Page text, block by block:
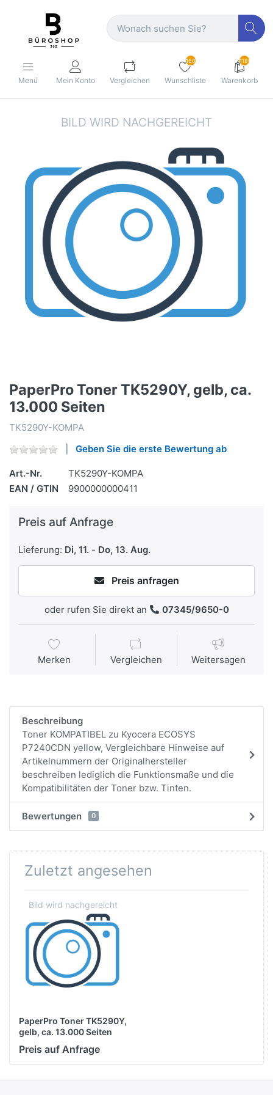
Menü Mein Konto Vergleichen
160
Wunschliste
1189
Warenkorb
PaperPro Toner TK5290Y, gelb, ca.
13.000 Seiten
TK5290Y-KOMPA
Geben Sie die erste Bewertung ab
Art.-Nr.
TK5290Y-KOMPA
EAN / GTIN
9900000000411
Preis auf Anfrage
Lieferung: Di, 11. - Do, 13. Aug.
Preis anfragen
oder rufen Sie direkt an 07345/9650-0
Merken Vergleichen Weitersagen
Beschreibung
Toner KOMPATIBEL zu Kyocera ECOSYS
P7240CDN yellow, Vergleichbare Hinweise auf
Artikelnummern der Originalhersteller
beschreiben lediglich die Funktionsmaße und die
Kompatibilitäten der Toner bzw. Tinten.
Bewertungen 0
Zuletzt angesehen
PaperPro Toner TK5290Y,
gelb, ca. 13.000 Seiten
Preis auf Anfrage